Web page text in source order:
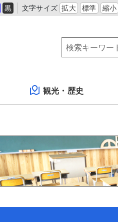
黒 文字サイズ 拡大 標準 縮小
観光・歴史